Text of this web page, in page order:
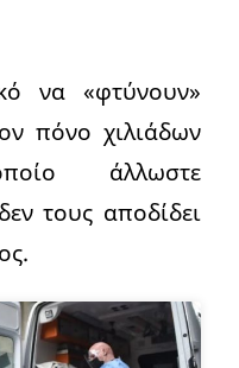
να «φτύνουν»
πόνο χιλιάδων
άλλωστε
τους αποδίδει